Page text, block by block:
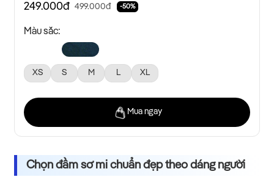
249.000đ 499.000đ -50%
Màu sắc:
XS S M L XL
Mua ngay
Chọn đầm sơ mi chuẩn đẹp theo dáng người